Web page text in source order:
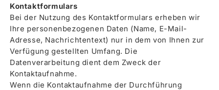
Kontaktformulars
Bei der Nutzung des Kontaktformulars erheben wir
Ihre personenbezogenen Daten (Name, E-Mail-
Adresse, Nachrichtentext) nur in dem von Ihnen zur
Verfügung gestellten Umfang. Die
Datenverarbeitung dient dem Zweck der
Kontaktaufnahme.
Wenn die Kontaktaufnahme der Durchführung